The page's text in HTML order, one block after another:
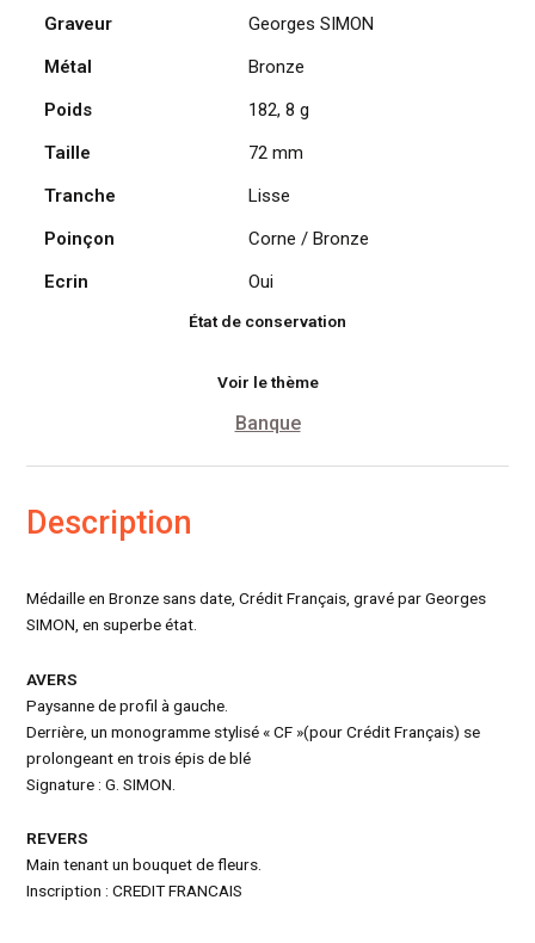
Georges
Graveur
Georges SIMON
Métal
Bronze
Poids
182, 8 g
Taille
72 mm
Tranche
Lisse
Poinçon
Corne / Bronze
Ecrin
Oui
État de conservation
Voir le thème
Banque
Description
Médaille en Bronze sans date, Crédit Français, gravé par Georges
SIMON, en superbe état.
AVERS
Paysanne de profil à gauche.
Derrière, un monogramme stylisé « CF »(pour Crédit Français) se
prolongeant en trois épis de blé
Signature : G. SIMON.
REVERS
Main tenant un bouquet de fleurs.
Inscription : CREDIT FRANCAIS